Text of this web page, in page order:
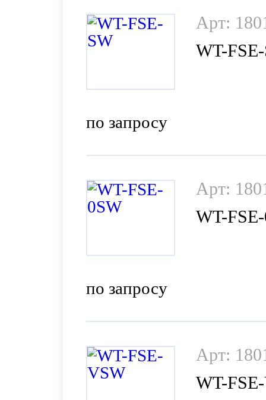
по запросу
Арт:
WT-
по запросу
Арт:
WT-
Арт:
WT-